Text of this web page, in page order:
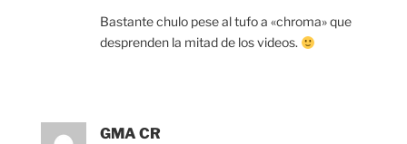
Bastante chulo pese al tufo a «chroma» que
desprenden la mitad de los videos.
GMA CR